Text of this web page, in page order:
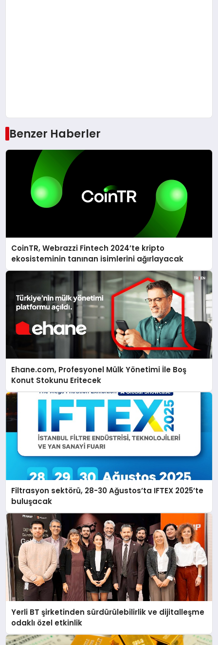
Benzer Haberler
CoinTR, Webrazzi Fintech 2024’te kripto
ekosisteminin tanınan isimlerini ağırlayacak
Ehane.com, Profesyonel Mülk Yönetimi İle Boş
Konut Stokunu Eritecek
Filtrasyon sektörü, 28-30 Ağustos’ta IFTEX 2025’te
buluşacak
Yerli BT şirketinden sürdürülebilirlik ve dijitalleşme
odaklı özel etkinlik